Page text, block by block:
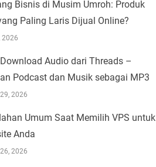
Bisnis di Musim Umroh: Produk
Paling Laris Dijual Online?
2026
Audio dari Threads –
Podcast dan Musik sebagai MP3
2026
Umum Saat Memilih VPS untuk
Anda
2026